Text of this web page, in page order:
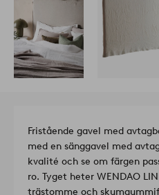
Fristående gavel med
med en sänggavel med
kvalité och se om färgen
ro. Tyget heter WENDAO
trästomme och